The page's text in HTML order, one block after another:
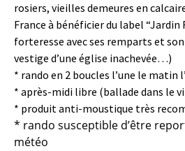
rosiers, vieilles demeures en
France à bénéficier du label “Jardin
forteresse avec ses remparts et
vestige d’une église inachevée…)
* rando en 2 boucles l’une le matin
* après-midi libre (ballade dans le
* produit anti-moustique très
* rando susceptible d’être
météo